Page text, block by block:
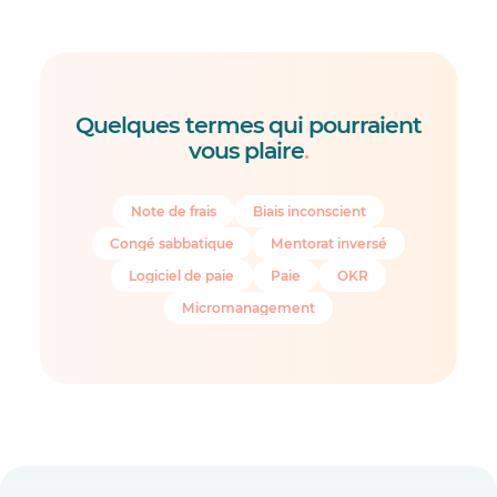
Quelques termes qui pourraient
vous plaire.
Note de frais
Biais inconscient
Congé sabbatique
Mentorat inversé
Logiciel de paie
Paie
OKR
Micromanagement